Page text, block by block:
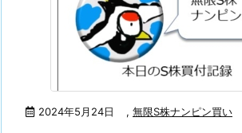
2024年5月24日 , 無限S株ナンピン買い